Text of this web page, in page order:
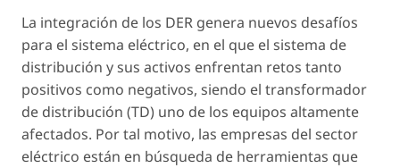
La integración de los DER genera nuevos desafíos
para el sistema eléctrico, en el que el sistema de
distribución y sus activos enfrentan retos tanto
positivos como negativos, siendo el transformador
de distribución (TD) uno de los equipos altamente
afectados. Por tal motivo, las empresas del sector
eléctrico están en búsqueda de herramientas que